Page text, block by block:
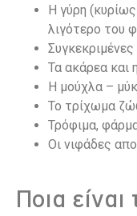
Η γύρη
λιγότερο του
Τα ακάρεα και
Η μούχλα –
Το τρίχωμα
Τρόφιμα,
Οι νιφάδες
Ποια